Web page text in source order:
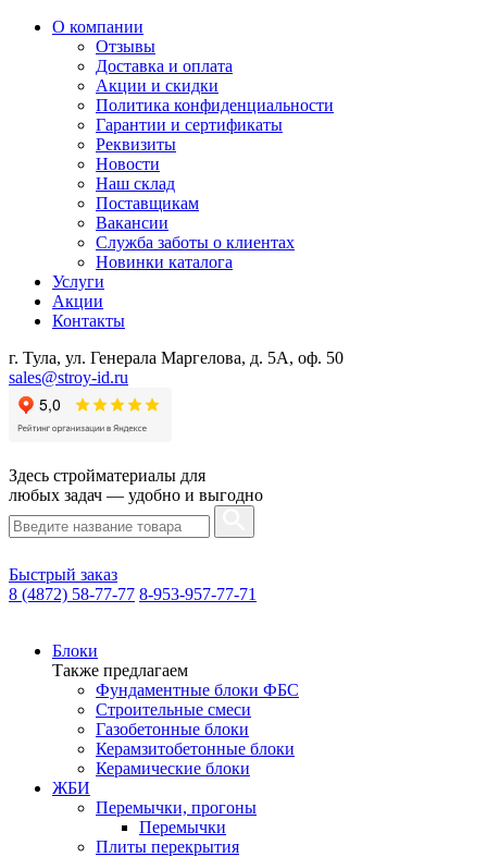
О компании
Отзывы
Доставка и оплата
Акции и скидки
Политика конфиденциальности
Гарантии и сертификаты
Реквизиты
Новости
Наш склад
Поставщикам
Вакансии
Служба заботы о клиентах
Новинки каталога
Услуги
Акции
Контакты
г. Тула, ул. Генерала Маргелова, д. 5А, оф. 50
sales@stroy-id.ru
Здесь стройматериалы для
любых задач — удобно и выгодно
Быстрый заказ
8 (4872) 58-77-77 8-953-957-77-71
Блоки
Также предлагаем
Фундаментные блоки ФБС
Строительные смеси
Газобетонные блоки
Керамзитобетонные блоки
Керамические блоки
ЖБИ
Перемычки, прогоны
Перемычки
Плиты перекрытия